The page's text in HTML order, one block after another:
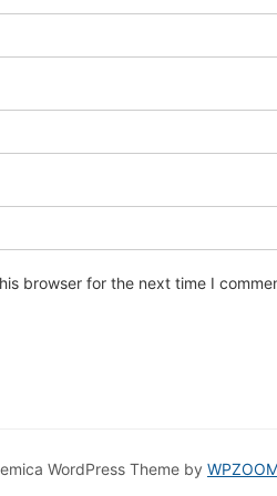
browser for the next time I
WordPress Theme by